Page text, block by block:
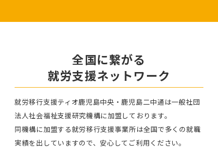
全国に繋がる
就労⽀援ネットワーク
就労移⾏⽀援ティオ⿅児島中央・鹿児島二中通は⼀般社団
法⼈社会福祉⽀援研究機構に加盟しております。
同機構に加盟する就労移⾏⽀援事業所は全国で多くの就職
実績を出していますので、安⼼してご利⽤ください。